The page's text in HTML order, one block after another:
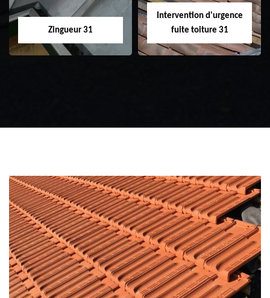
Zingueur 31
Intervention d'urgence
fuite toiture 31